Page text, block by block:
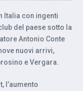
Italia con ingenti
del paese sotto la
Antonio Conte
nuovi arrivi,
e Vergara.
l’aumento